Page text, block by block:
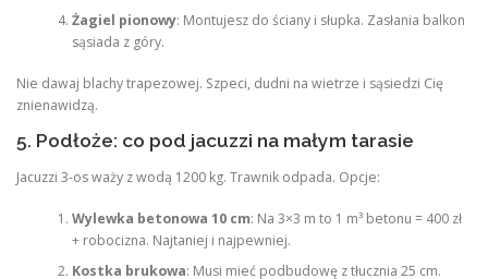
Żagiel pionowy: Montujesz do ściany i słupka. Zasłania balkon
sąsiada z góry.
Nie dawaj blachy trapezowej. Szpeci, dudni na wietrze i sąsiedzi Cię
znienawidzą.
5. Podłoże: co pod jacuzzi na małym tarasie
Jacuzzi 3-os waży z wodą 1200 kg. Trawnik odpada. Opcje:
Wylewka betonowa 10 cm: Na 3×3 m to 1 m³ betonu = 400 zł
+ robocizna. Najtaniej i najpewniej.
Kostka brukowa: Musi mieć podbudowę z tłucznia 25 cm.